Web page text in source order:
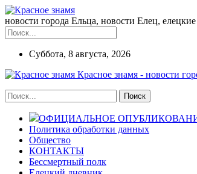
новости города Ельца, новости Елец,
Суббота, 8 августа, 2026
Красное знамя - новости
ОФИЦИАЛЬНОЕ
Политика обработки данных
Общество
КОНТАКТЫ
Бессмертный полк